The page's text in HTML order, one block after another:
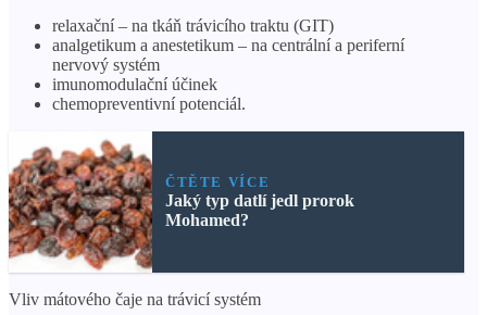
relaxační – na tkáň trávicího traktu (GIT)
analgetikum a anestetikum – na centrální a periferní
nervový systém
imunomodulační účinek
chemopreventivní potenciál.
ČTĚTE VÍCE
Jaký typ datlí jedl prorok
Mohamed?
Vliv mátového čaje na trávicí systém